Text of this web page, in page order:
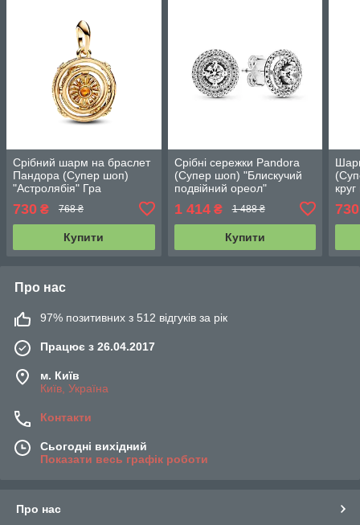
Срібний шарм на браслет
Пандора (Супер шоп)
"Астролябія" Гра
730 ₴ 768 ₴
Купити
Срібні сережки Pandora
(Супер шоп) "Блискучий
подвійний ореол"
1 414₴ 1 488 ₴
Купити
730
Про нас
97% позитивних з 512 відгуків за рік
Працює з 26.04.2017
м. Київ
Київ, Україна
Контакти
Сьогодні вихідний
Показати весь графік роботи
Про нас